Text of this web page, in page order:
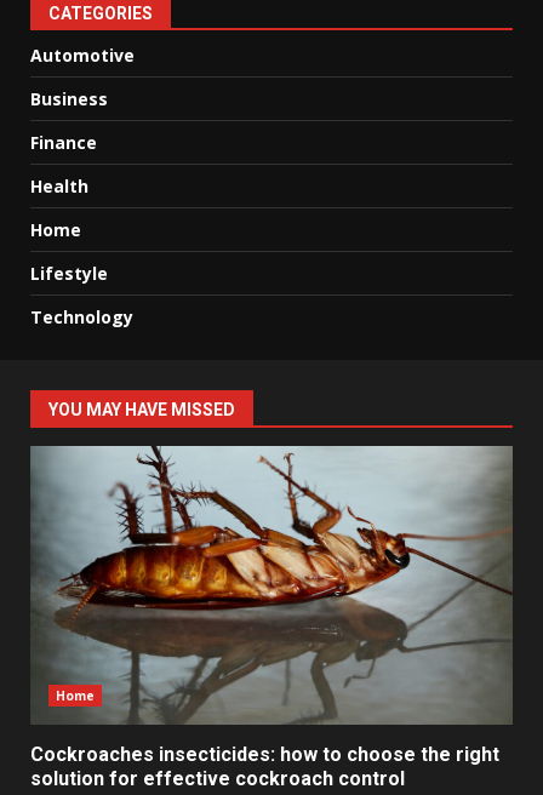
CATEGORIES
Automotive
Business
Finance
Health
Home
Lifestyle
Technology
YOU MAY HAVE MISSED
Home
Cockroaches insecticides: how to choose the right
solution for effective cockroach control